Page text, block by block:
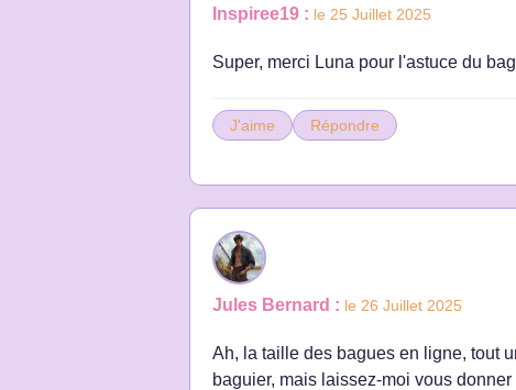
Inspiree19 : le 25 Juillet 2025
Super, merci Luna pour l'astuce du
J'aime Répondre
Jules Bernard : le 26 Juillet 2025
Ah, la taille des bagues en ligne, tout
baguier, mais laissez-moi vous